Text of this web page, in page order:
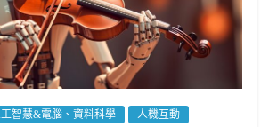
智慧&電腦、資料科學 人機互動